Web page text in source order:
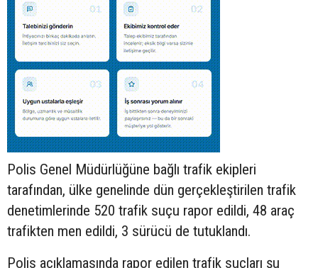
Polis Genel Müdürlüğüne bağlı trafik ekipleri
tarafından, ülke genelinde dün gerçekleştirilen trafik
denetimlerinde 520 trafik suçu rapor edildi, 48 araç
trafikten men edildi, 3 sürücü de tutuklandı.
Polis açıklamasında rapor edilen trafik suçları şu